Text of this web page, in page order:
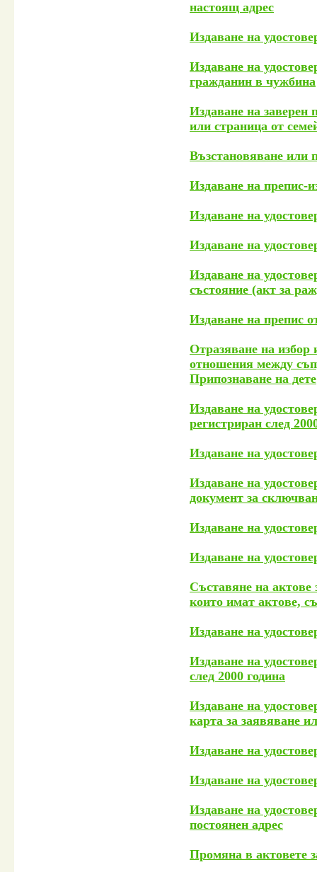
настоящ адрес
Издаване на
Издаване на
гражданин в чужбина
Издаване на заверен
или страница от
Възстановяване или
Издаване на препис-
Издаване на
Издаване на
Издаване на
състояние (акт за
Издаване на препис
Отразяване на
отношения между
Припознаване на дете
Издаване на
регистриран след
Издаване на
Издаване на
документ за
Издаване на
Издаване на
Съставяне на актове
които имат актове,
Издаване на
Издаване на
след 2000 година
Издаване на
карта за заявяване
Издаване на
Издаване на
Издаване на
постоянен адрес
Промяна в актовете